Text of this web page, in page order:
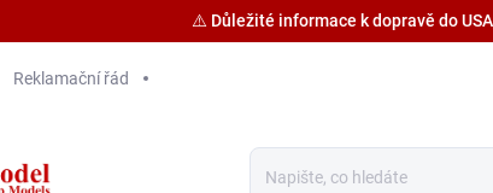
Reklamační řád
⚠️ Důležité informace k dopravě do